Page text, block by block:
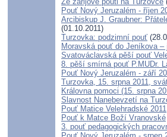
Pouť Nový Jeruzalém - říjen
Arcibiskup J. Graubner:
(01.10.2011)
Turzovka: podzimní pouť
Moravská pouť do Jeníkova
Svatováclavská pěší pouť
8. pěší smírná pouť P.MUDr.
Pouť Nový Jeruzalém - září
Turzovka, 15. srpna 2011,
Královna pomoci (15. srpna
Slavnost Nanebevzetí na
Pouť Matice Velehradské 2011
Pouť k Matce Boží Vranovské
3. pouť pedagogických